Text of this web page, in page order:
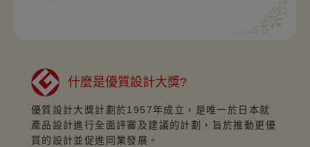
什麼是優質設計大獎?
優質設計大獎計劃於1957年成立，是唯一於日本就
產品設計進行全面評審及建議的計劃，旨於推動更優
質的設計並促進同業發展。